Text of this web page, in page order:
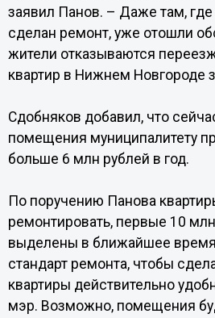
заявил Панов. – Даже там, где
сделан ремонт, уже отошли
жители отказываются
квартир в Нижнем Новгороде
Сдобняков добавил, что
помещения муниципалитету
больше 6 млн рублей в год.
По поручению Панова
ремонтировать, первые 10
выделены в ближайшее
стандарт ремонта, чтобы
квартиры действительно
мэр. Возможно, помещения